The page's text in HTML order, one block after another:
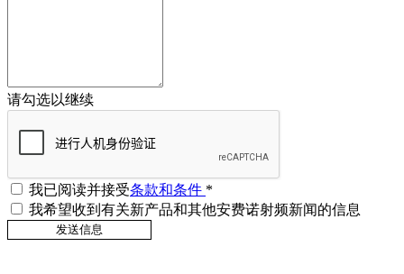
请勾选以继续
我已阅读并接受条款和条件 *
我希望收到有关新产品和其他安费诺射频新闻的信息